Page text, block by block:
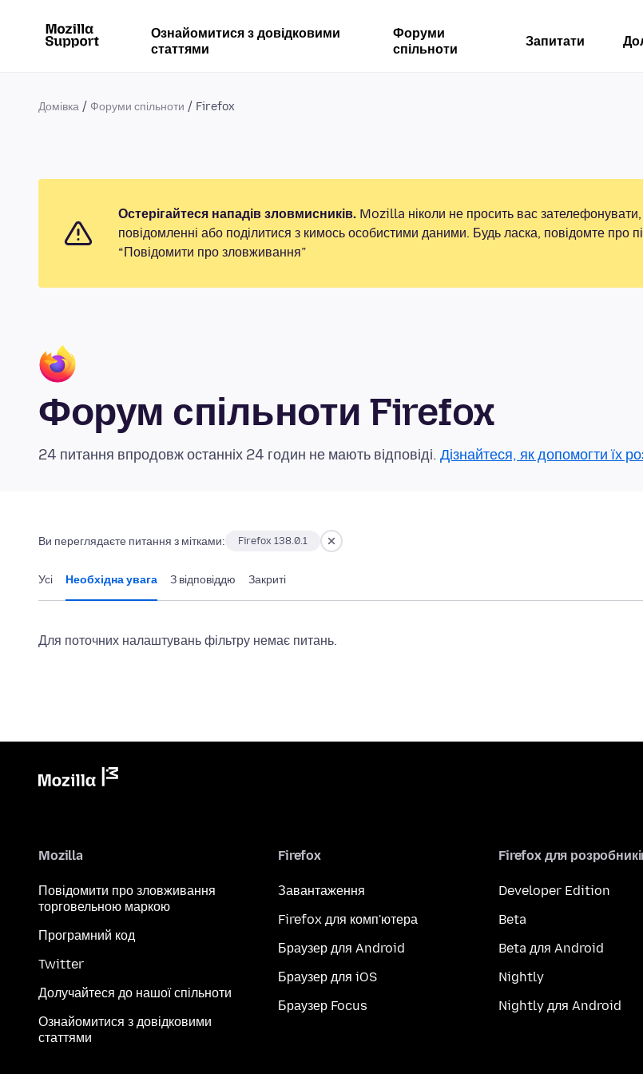
Ознайомитися з довідковими
статтями
Форуми
спільноти
Запитати
Домівка Форуми спільноти Firefox
Остерігайтеся нападів зловмисників. Mozilla ніколи не просить вас
повідомленні або поділитися з кимось особистими даними. Будь ласка, повідомте про
“Повідомити про зловживання”
Форум спільноти Firefox
24 питання впродовж останніх 24 годин не мають відповіді. Дізнайтеся, як допомогти їх
Ви переглядаєте питання з мітками: Firefox 138.0.1
Усі Необхідна увага З відповіддю Закриті
Для поточних налаштувань фільтру немає питань.
Mozilla
Повідомити про зловживання
торговельною маркою
Програмний код
Twitter
Долучайтеся до нашої спільноти
Ознайомитися з довідковими
статтями
Firefox
Завантаження
Firefox для комп'ютера
Браузер для Android
Браузер для iOS
Браузер Focus
Firefox для
Developer Edition
Beta
Beta для Android
Nightly
Nightly для Android